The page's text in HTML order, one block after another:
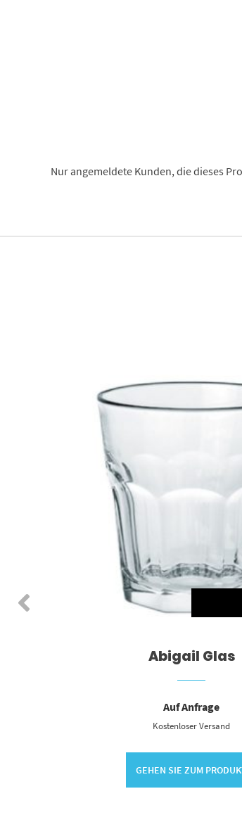
Nur angemeldete Kunden, die dieses
WÄHLEN
Abigail Glas
Auf Anfrage
Kostenloser Versand
GEHEN SIE ZUM